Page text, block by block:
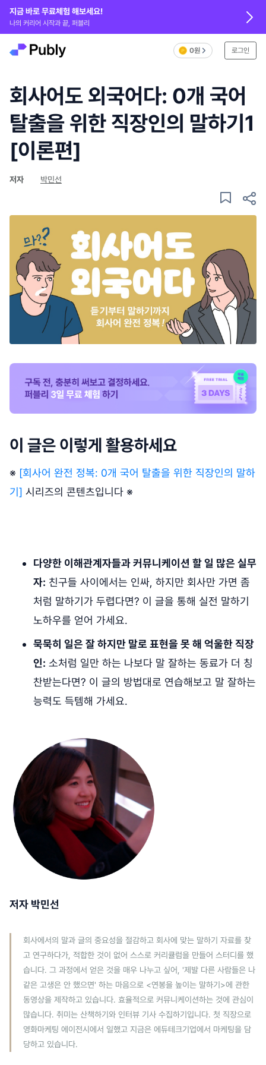
지금 바로 무료체험 해보세요!
나의 커리어 시작과 끝, 퍼블리
0원 로그인
회사어도 외국어다: 0개 국어
탈출을 위한 직장인의 말하기1
[이론편]
저자 박민선
이 글은 이렇게 활용하세요
※ [회사어 완전 정복: 0개 국어 탈출을 위한 직장인의 말하
기] 시리즈의 콘텐츠입니다 ※
다양한 이해관계자들과 커뮤니케이션 할 일 많은 실무
자: 친구들 사이에서는 인싸, 하지만 회사만 가면 좀
처럼 말하기가 두렵다면? 이 글을 통해 실전 말하기
노하우를 얻어 가세요.
묵묵히 일은 잘 하지만 말로 표현을 못 해 억울한 직장
인: 소처럼 일만 하는 나보다 말 잘하는 동료가 더 칭
찬받는다면? 이 글의 방법대로 연습해보고 말 잘하는
능력도 득템해 가세요.
저자 박민선
회사에서의 말과 글의 중요성을 절감하고 회사에 맞는 말하기 자료를 찾
고 연구하다가, 적합한 것이 없어 스스로 커리큘럼을 만들어 스터디를 했
습니다. 그 과정에서 얻은 것을 매우 나누고 싶어, '제발 다른 사람들은 나
같은 고생은 안 했으면' 하는 마음으로 <연봉을 높이는 말하기>에 관한
동영상을 제작하고 있습니다. 효율적으로 커뮤니케이션하는 것에 관심이
많습니다. 취미는 산책하기와 인터뷰 기사 수집하기입니다. 첫 직장으로
영화마케팅 에이전시에서 일했고 지금은 에듀테크기업에서 마케팅을 담
당하고 있습니다.